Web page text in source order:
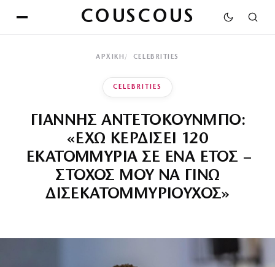
COUSCOUS
ΑΡΧΙΚΉ CELEBRITIES
CELEBRITIES
ΓΙΑΝΝΗΣ ΑΝΤΕΤΟΚΟΥΝΜΠΟ:
«ΕΧΩ ΚΕΡΔΙΣΕΙ 120
ΕΚΑΤΟΜΜΥΡΙΑ ΣΕ ΕΝΑ ΕΤΟΣ –
ΣΤΟΧΟΣ ΜΟΥ ΝΑ ΓΙΝΩ
ΔΙΣΕΚΑΤΟΜΜΥΡΙΟΥΧΟΣ»